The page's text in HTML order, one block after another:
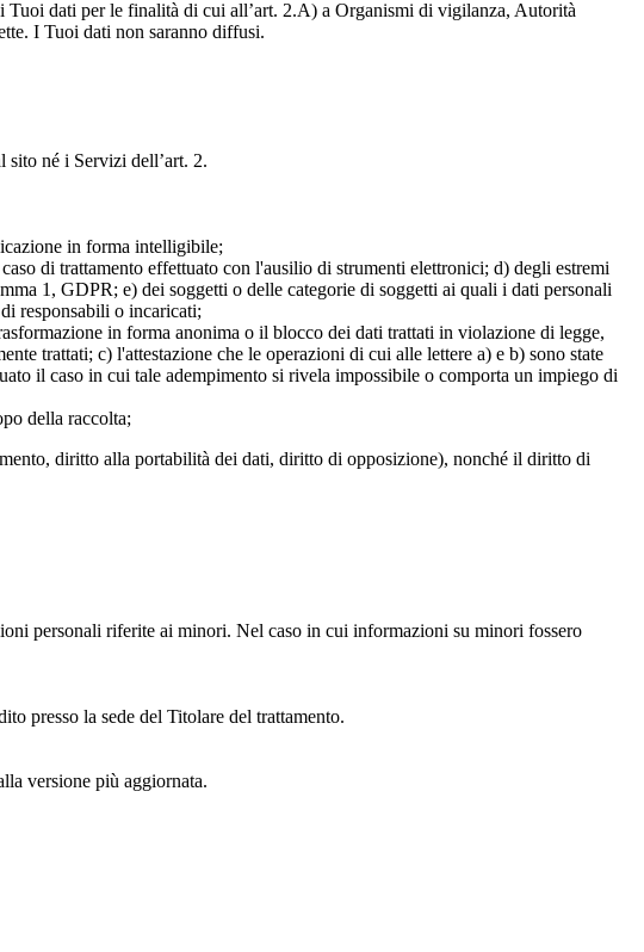
Tuoi dati per le finalità di cui all’art. 2.A) a Organismi di vigilanza, Autorità
I Tuoi dati non saranno diffusi.
sito né i Servizi dell’art. 2.
in forma intelligibile;
di trattamento effettuato con l'ausilio di strumenti elettronici; d) degli estremi
1, GDPR; e) dei soggetti o delle categorie di soggetti ai quali i dati personali
responsabili o incaricati;
in forma anonima o il blocco dei dati trattati in violazione di legge,
trattati; c) l'attestazione che le operazioni di cui alle lettere a) e b) sono state
il caso in cui tale adempimento si rivela impossibile o comporta un impiego di
della raccolta;
diritto alla portabilità dei dati, diritto di opposizione), nonché il diritto di
personali riferite ai minori. Nel caso in cui informazioni su minori fossero
presso la sede del Titolare del trattamento.
versione più aggiornata.